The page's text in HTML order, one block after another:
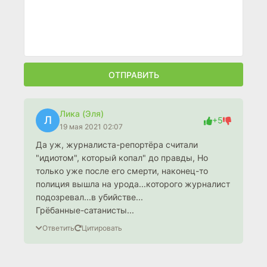
ОТПРАВИТЬ
Л
Лика (Эля)
19 мая 2021 02:07
+5
Да уж, журналиста-репортёра считали
"идиотом", который копал" до правды, Но
только уже после его смерти, наконец-то
полиция вышла на урода...которого журналист
подозревал...в убийстве...
Грёбанные-сатанисты...
Ответить Цитировать